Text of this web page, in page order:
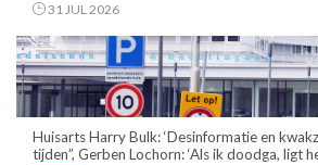
31 JUL 2026
Huisarts Harry Bulk: ‘Desinformatie en
tijden”, Gerben Lochorn: ‘Als ik doodga, ligt